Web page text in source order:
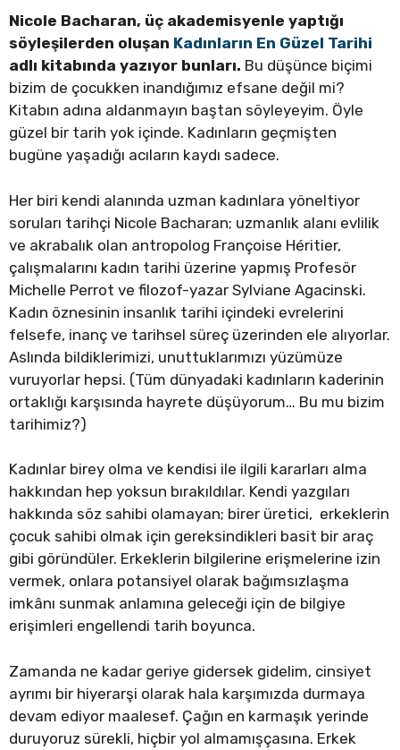
Nicole Bacharan, üç akademisyenle yaptığı
söyleşilerden oluşan Kadınların En Güzel Tarihi
adlı kitabında yazıyor bunları. Bu düşünce biçimi
bizim de çocukken inandığımız efsane değil mi?
Kitabın adına aldanmayın baştan söyleyeyim. Öyle
güzel bir tarih yok içinde. Kadınların geçmişten
bugüne yaşadığı acıların kaydı sadece.
Her biri kendi alanında uzman kadınlara yöneltiyor
soruları tarihçi Nicole Bacharan; uzmanlık alanı evlilik
ve akrabalık olan antropolog Françoise Héritier,
çalışmalarını kadın tarihi üzerine yapmış Profesör
Michelle Perrot ve filozof-yazar Sylviane Agacinski.
Kadın öznesinin insanlık tarihi içindeki evrelerini
felsefe, inanç ve tarihsel süreç üzerinden ele alıyorlar.
Aslında bildiklerimizi, unuttuklarımızı yüzümüze
vuruyorlar hepsi. (Tüm dünyadaki kadınların kaderinin
ortaklığı karşısında hayrete düşüyorum… Bu mu bizim
tarihimiz?)
Kadınlar birey olma ve kendisi ile ilgili kararları alma
hakkından hep yoksun bırakıldılar. Kendi yazgıları
hakkında söz sahibi olamayan; birer üretici, erkeklerin
çocuk sahibi olmak için gereksindikleri basit bir araç
gibi göründüler. Erkeklerin bilgilerine erişmelerine izin
vermek, onlara potansiyel olarak bağımsızlaşma
imkânı sunmak anlamına geleceği için de bilgiye
erişimleri engellendi tarih boyunca.
Zamanda ne kadar geriye gidersek gidelim, cinsiyet
ayrımı bir hiyerarşi olarak hala karşımızda durmaya
devam ediyor maalesef. Çağın en karmaşık yerinde
duruyoruz sürekli, hiçbir yol almamışçasına. Erkek